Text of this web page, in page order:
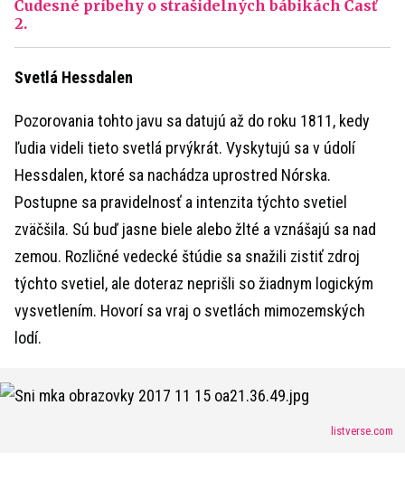
Čudesné príbehy o strašidelných bábikách Časť
2.
Svetlá Hessdalen
Pozorovania tohto javu sa datujú až do roku 1811, kedy
ľudia videli tieto svetlá prvýkrát. Vyskytujú sa v údolí
Hessdalen, ktoré sa nachádza uprostred Nórska.
Postupne sa pravidelnosť a intenzita týchto svetiel
zväčšila. Sú buď jasne biele alebo žlté a vznášajú sa nad
zemou. Rozličné vedecké štúdie sa snažili zistiť zdroj
týchto svetiel, ale doteraz neprišli so žiadnym logickým
vysvetlením. Hovorí sa vraj o svetlách mimozemských
lodí.
listverse.com